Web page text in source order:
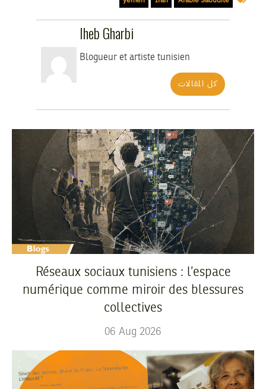
Iheb Gharbi
Blogueur et artiste tunisien
كل المقالات
Réseaux sociaux tunisiens : l’espace
numérique comme miroir des blessures
collectives
06 Aug 2026